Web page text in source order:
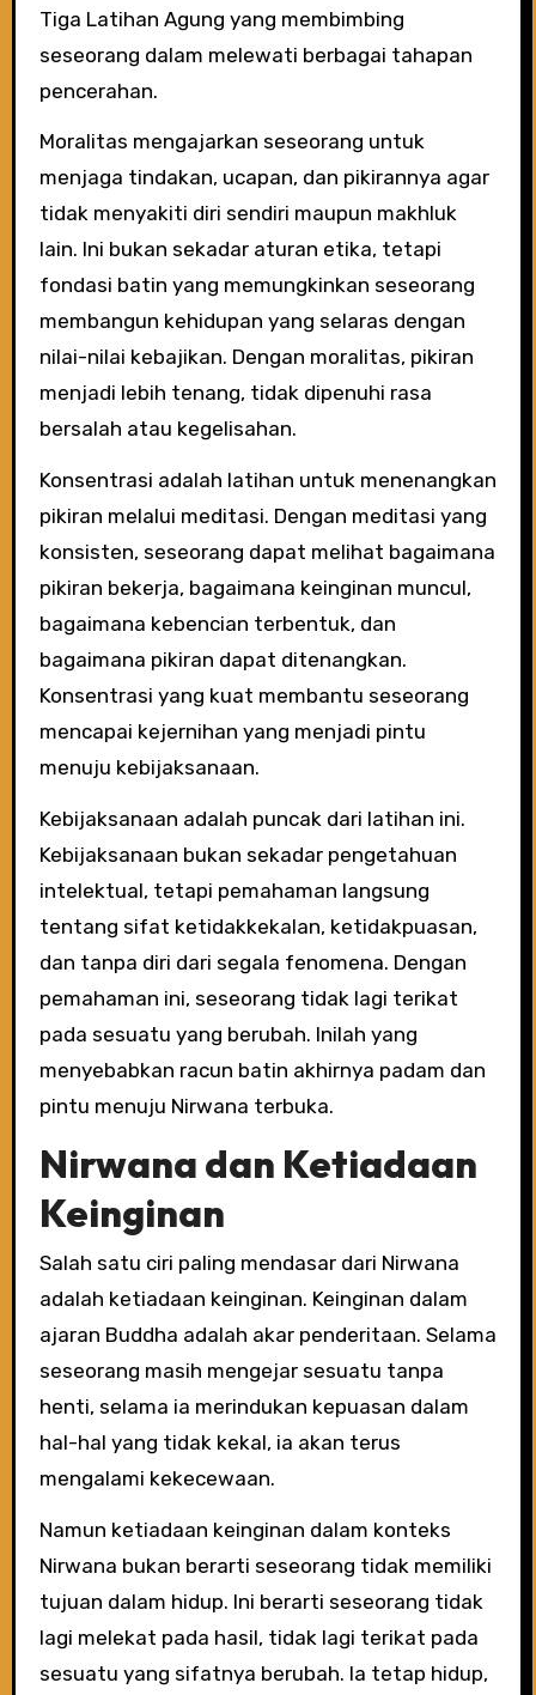
Tiga Latihan Agung yang membimbing
seseorang dalam melewati berbagai tahapan
pencerahan.
Moralitas mengajarkan seseorang untuk
menjaga tindakan, ucapan, dan pikirannya agar
tidak menyakiti diri sendiri maupun makhluk
lain. Ini bukan sekadar aturan etika, tetapi
fondasi batin yang memungkinkan seseorang
membangun kehidupan yang selaras dengan
nilai-nilai kebajikan. Dengan moralitas, pikiran
menjadi lebih tenang, tidak dipenuhi rasa
bersalah atau kegelisahan.
Konsentrasi adalah latihan untuk menenangkan
pikiran melalui meditasi. Dengan meditasi yang
konsisten, seseorang dapat melihat bagaimana
pikiran bekerja, bagaimana keinginan muncul,
bagaimana kebencian terbentuk, dan
bagaimana pikiran dapat ditenangkan.
Konsentrasi yang kuat membantu seseorang
mencapai kejernihan yang menjadi pintu
menuju kebijaksanaan.
Kebijaksanaan adalah puncak dari latihan ini.
Kebijaksanaan bukan sekadar pengetahuan
intelektual, tetapi pemahaman langsung
tentang sifat ketidakkekalan, ketidakpuasan,
dan tanpa diri dari segala fenomena. Dengan
pemahaman ini, seseorang tidak lagi terikat
pada sesuatu yang berubah. Inilah yang
menyebabkan racun batin akhirnya padam dan
pintu menuju Nirwana terbuka.
Nirwana dan Ketiadaan
Keinginan
Salah satu ciri paling mendasar dari Nirwana
adalah ketiadaan keinginan. Keinginan dalam
ajaran Buddha adalah akar penderitaan. Selama
seseorang masih mengejar sesuatu tanpa
henti, selama ia merindukan kepuasan dalam
hal-hal yang tidak kekal, ia akan terus
mengalami kekecewaan.
Namun ketiadaan keinginan dalam konteks
Nirwana bukan berarti seseorang tidak memiliki
tujuan dalam hidup. Ini berarti seseorang tidak
lagi melekat pada hasil, tidak lagi terikat pada
sesuatu yang sifatnya berubah. Ia tetap hidup,